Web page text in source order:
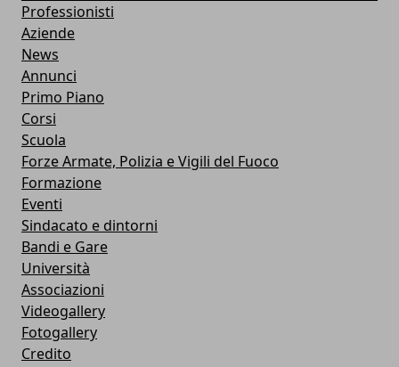
Professionisti
Aziende
News
Annunci
Primo Piano
Corsi
Scuola
Forze Armate, Polizia e Vigili del Fuoco
Formazione
Eventi
Sindacato e dintorni
Bandi e Gare
Università
Associazioni
Videogallery
Fotogallery
Credito